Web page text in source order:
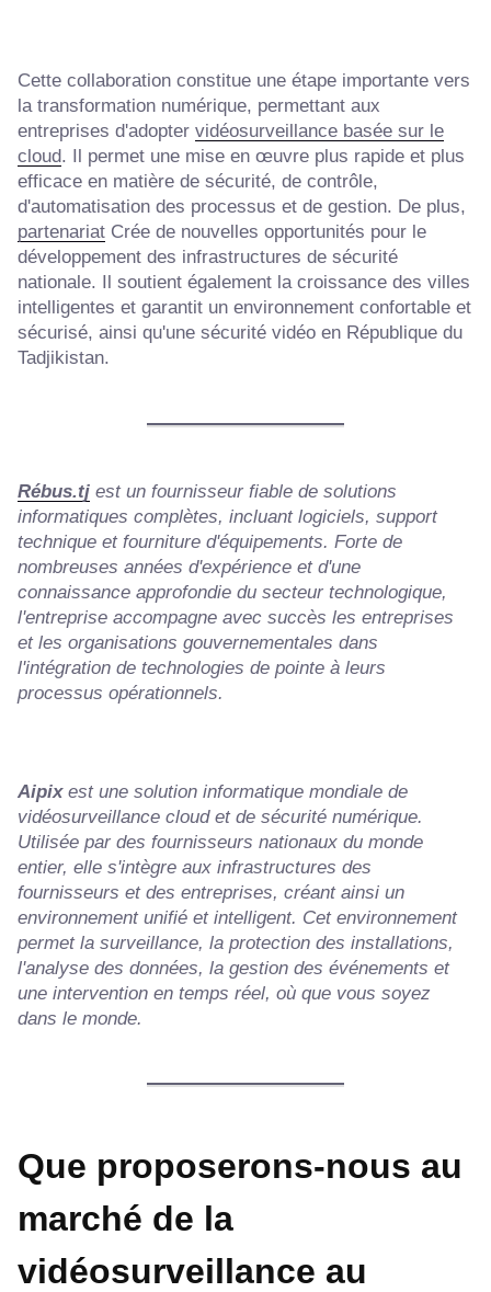
Cette collaboration constitue une étape importante vers
la transformation numérique, permettant aux
entreprises d'adopter vidéosurveillance basée sur le
cloud. Il permet une mise en œuvre plus rapide et plus
efficace en matière de sécurité, de contrôle,
d'automatisation des processus et de gestion. De plus,
partenariat Crée de nouvelles opportunités pour le
développement des infrastructures de sécurité
nationale. Il soutient également la croissance des villes
intelligentes et garantit un environnement confortable et
sécurisé, ainsi qu'une sécurité vidéo en République du
Tadjikistan.
Rébus.tj est un fournisseur fiable de solutions
informatiques complètes, incluant logiciels, support
technique et fourniture d'équipements. Forte de
nombreuses années d'expérience et d'une
connaissance approfondie du secteur technologique,
l'entreprise accompagne avec succès les entreprises
et les organisations gouvernementales dans
l'intégration de technologies de pointe à leurs
processus opérationnels.
Aipixest une solution informatique mondiale de
vidéosurveillance cloud et de sécurité numérique.
Utilisée par des fournisseurs nationaux du monde
entier, elle s'intègre aux infrastructures des
fournisseurs et des entreprises, créant ainsi un
environnement unifié et intelligent. Cet environnement
permet la surveillance, la protection des installations,
l'analyse des données, la gestion des événements et
une intervention en temps réel, où que vous soyez
dans le monde.
Que proposerons-nous au
marché de la
vidéosurveillance au